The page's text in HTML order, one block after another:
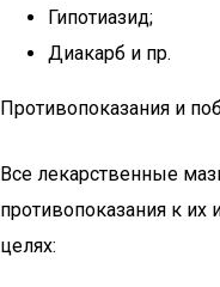
Гипотиазид;
Диакарб и пр.
Противопоказания и
Все лекарственные
противопоказания к
целях: